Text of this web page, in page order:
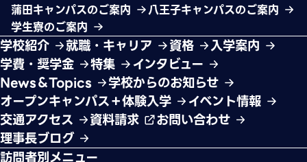
蒲田キャンパスのご案内
八王子キャンパスのご案内
学生寮のご案内
学校紹介 就職・キャリア 資格
入学案内
学費・奨学金
特集
インタビュー
News＆Topics
学校からのお知らせ
オープンキャンパス＋体験入学
イベント情報
交通アクセス
資料請求
お問い合わせ
理事長ブログ
訪問者別メニュー